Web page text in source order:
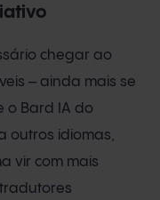
chegar ao
– ainda mais se
o Bard IA do
outros idiomas,
vir com mais